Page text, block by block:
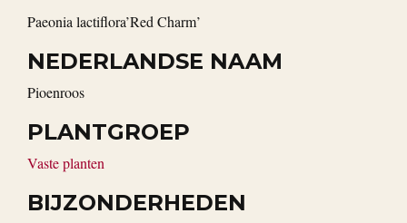
Paeonia lactiflora’Red Charm’
NEDERLANDSE NAAM
Pioenroos
PLANTGROEP
Vaste planten
BIJZONDERHEDEN